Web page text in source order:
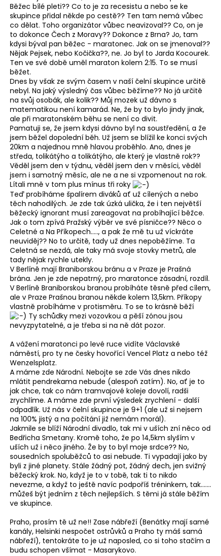
Běžec bílé pleti?? Co to je za recesistu a nebo se ke
skupince přidal někde po cestě?? Ten tam nemá vůbec
co dělat. Toho organizátor vůbec neavizoval?? Co, on je
to dokonce Čech z Moravy?? Dokonce z Brna? Jo, tam
kdysi býval pan běžec - maratonec. Jak on se jmenoval??
Nějak Pejsek, nebo Kočička??, ne. Jo byl to Jarda Kocourek.
Ten ve své době uměl maraton kolem 2:15. To se musí
běžet.
Dnes by však ze svým časem v naší čelní skupince určitě
nebyl. Na jaký výsledný čas vůbec běžíme?? No já určitě
na svůj osobák, ale kolik?? Můj mozek už dávno s
matematikou není kamarád. Ne, že by to bylo jindy jinak,
ale při maratonském běhu se není co divit.
Pamatuji se, že jsem kdysi dávno byl na soustředění, a že
jsem běžel dopolední běh. Už jsem se blížil ke konci svých
20km a najednou mně hlavou proběhlo. Ano, dnes je
středa, tolikátýho a tolikátýho, ale který je vlastně rok??
Věděl jsem den v týdnu, věděl jsem den v měsíci, věděl
jsem i samotný měsíc, ale ne a ne si vzpomenout na rok.
Lítali mně v tom plus mínus tři roky
Teď probíháme špalírem diváků ať už cílených a nebo
těch nahodilých. Je zde tak úzká ulička, že i ten největší
běžecký ignorant musí zareagovat na probíhající běžce.
Jak o tom zpívá Pražský výběr ve své písničce?? Něco o
Celetné a Na Příkopech....., a pak že mě tu už víckráte
neuviděj?? No to určitě, tady už dnes nepoběžíme. Ta
Celetná se nezdá, ale taky má svoje stovky metrů, ale
tady nějak rychle utekly.
V Berlíně mají Braniborskou bránu a v Praze je Prašná
brána. Jen je zde nepatrný, pro maratonce zásadní, rozdíl.
V Berlíně Braniborskou branou probíháte těsně před cílem,
ale v Praze Prašnou branou někde kolem 13,5km. Příkopy
vlastně probíháme v protisměru. To se to krásně běží
Ty schůdky mezi vozovkou a pěší zónou jsou
nevyzpytatelné, a je třeba si na ně dát pozor.
A vážení maratonci po levé ruce vidíte Václavské
náměstí, pro ty ne česky hovořící Vencel Platz a nebo též
Wenzelsplatz.
A máme zde Národní. Nebojte se zde Vás dnes nikdo
mlátit pendrekama nebude (alespoň zatím). No, ať je to
jak chce, tak co nám tramvajové koleje dovolí, radši
zrychlíme. A máme zde první výsledek zrychlení - další
odpadlík. Už nás v čelní skupince je 9+1 (ale už si nejsem
na 100% jistý a na počítání již nemám morál).
Jakmile se blíží Národní divadlo, tak mi v uších zní něco od
Bedřicha Smetany. Kromě toho, že po 14,5km slyším v
uších už i něco jiného. Že by to byl moje srdce?? No,
sousedních spoluběžců to asi nebude. Ti vypadají jako by
byli z jiné planety. Stále žádný pot, žádný dech, jen svižný
běžecký krok. No, když je to v tobě, tak ti to nikdo
nevezme, a když to ještě navíc podpoříš tréninkem, tak.......
můžeš být jedním z těch nejlepších. S těmi já stále běžím
ve skupince.
Praho, prosím tě už ne!! Zase nábřeží (Benátky mají samé
kanály, Helsinki nespočet ostrůvků a Praho ty máš samá
nábřeží), tentokráte to je už naposled, co si toho stačím a
budu schopen všímat - Masarykovo.